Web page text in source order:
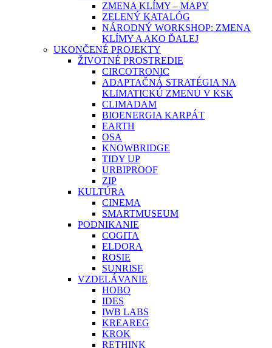
ZMENA KLÍMY – MAPY
ZELENÝ KATALÓG
NÁRODNÝ WORKSHOP: ZMENA
KLÍMY A AKO ĎALEJ
UKONČENÉ PROJEKTY
ŽIVOTNÉ PROSTREDIE
CIRCOTRONIC
ADAPTAČNÁ STRATÉGIA NA
KLIMATICKÚ ZMENU V KSK
CLIMADAM
BIOENERGIA KARPÁT
EARTH
OSA
KNOWBRIDGE
TIDY UP
URBIPROOF
ZIP
KULTÚRA
CINEMA
SMARTMUSEUM
PODNIKANIE
COGITA
ELDORA
ROSIE
SUNRISE
VZDELÁVANIE
HOBO
IDES
IWB LABS
KREAREG
KROK
RETHINK